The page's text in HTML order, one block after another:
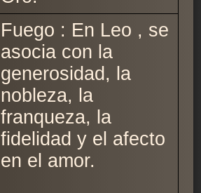
Fuego : En Leo , se
asocia con la
generosidad, la
nobleza, la
franqueza, la
fidelidad y el afecto
en el amor.